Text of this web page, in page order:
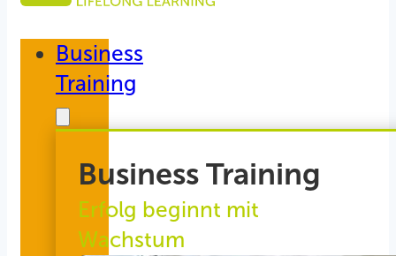
Business
Training
Business Training
Erfolg beginnt mit
Wachstum